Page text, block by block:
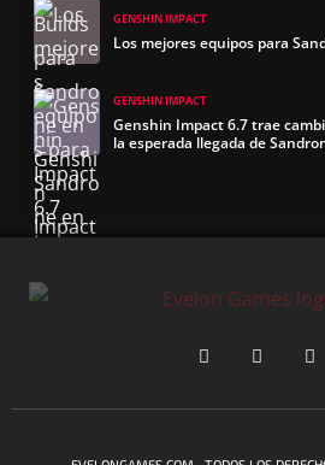
GENSHIN IMPACT
Los mejores equipos para
GENSHIN IMPACT
Genshin Impact 6.7 trae
la esperada llegada de